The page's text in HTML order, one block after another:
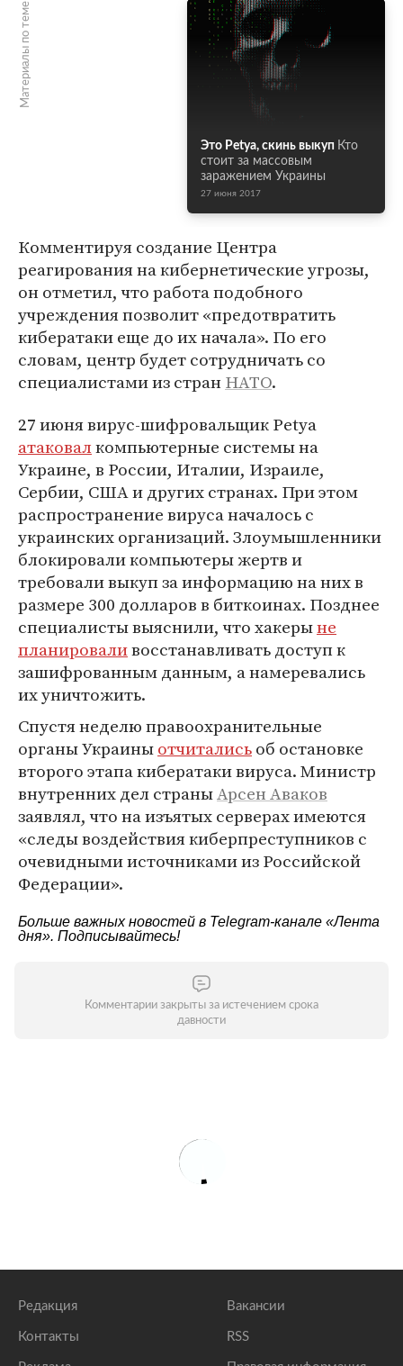
Материалы по теме
Это Petya, скинь выкуп Кто
стоит за массовым
заражением Украины
27 июня 2017
Комментируя создание Центра
реагирования на кибернетические угрозы,
он отметил, что работа подобного
учреждения позволит «предотвратить
кибератаки еще до их начала». По его
словам, центр будет сотрудничать со
специалистами из странНАТО.
27 июня вирус-шифровальщик Petya
атаковалкомпьютерные системы на
Украине, в России, Италии, Израиле,
Сербии, США и других странах. При этом
распространение вируса началось с
украинских организаций. Злоумышленники
блокировали компьютеры жертв и
требовали выкуп за информацию на них в
размере 300 долларов в биткоинах. Позднее
специалисты выяснили, что хакерыне
планироваливосстанавливать доступ к
зашифрованным данным, а намеревались
их уничтожить.
Спустя неделю правоохранительные
органы Украиныотчиталисьоб остановке
второго этапа кибератаки вируса. Министр
внутренних дел страныАрсен Аваков
заявлял, что на изъятых серверах имеются
«следы воздействия киберпреступников с
очевидными источниками из Российской
Федерации».
Больше важных новостей в Telegram-канале «Лента
дня». Подписывайтесь!
Комментарии закрыты за истечением срока
давности
Редакция
Контакты
Вакансии
RSS